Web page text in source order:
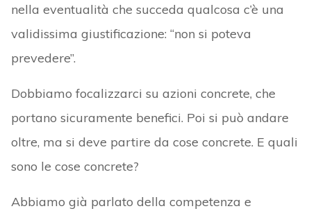
nella eventualità che succeda qualcosa c’è una
validissima giustificazione: “non si poteva
prevedere”.
Dobbiamo focalizzarci su azioni concrete, che
portano sicuramente benefici. Poi si può andare
oltre, ma si deve partire da cose concrete. E quali
sono le cose concrete?
Abbiamo già parlato della competenza e